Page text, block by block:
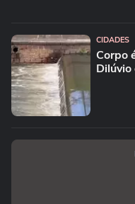
CIDADES
Corpo